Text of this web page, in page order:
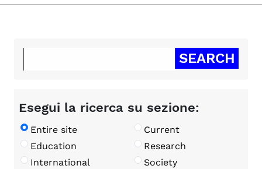
Esegui la ricerca su sezione:
Entire site
Current
Education
Research
International
Society